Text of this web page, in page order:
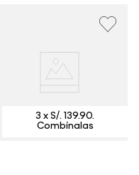
Por higiene y
interior y trajes de